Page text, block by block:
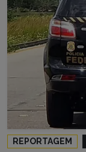
REPORTAGEM